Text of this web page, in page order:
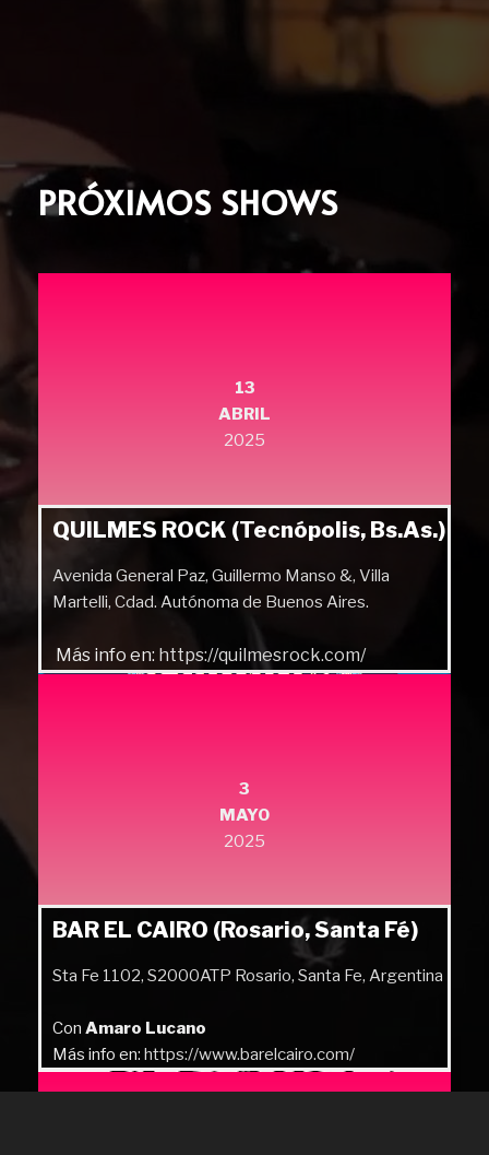
PRÓXIMOS SHOWS
13
ABRIL
2025
QUILMES ROCK (Tecnópolis, Bs.As.)
Avenida General Paz, Guillermo Manso &, Villa
Martelli, Cdad. Autónoma de Buenos Aires.
Más info en: https://quilmesrock.com/
3
MAYO
2025
BAR EL CAIRO (Rosario, Santa Fé)
Sta Fe 1102, S2000ATP Rosario, Santa Fe, Argentina
Con Amaro Lucano
Más info en: https://www.barelcairo.com/